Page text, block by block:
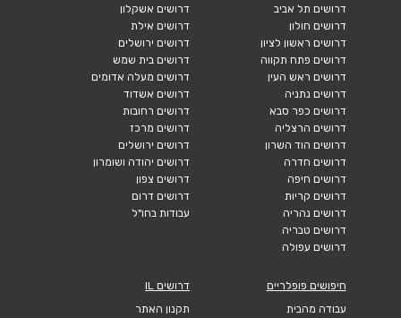
דרושים תל אביב
דרושים חולון
דרושים ראשון לציון
דרושים פתח תקווה
דרושים ראש העין
דרושים נתניה
דרושים כפר סבא
דרושים הרצליה
דרושים הוד השרון
דרושים חדרה
דרושים חיפה
דרושים קריות
דרושים נהריה
דרושים טבריה
דרושים עפולה
דרושים אשקלון
דרושים אילת
דרושים ירושלים
דרושים בית שמש
דרושים מעלה אדומים
דרושים אשדוד
דרושים רחובות
דרושים מרכז
דרושים ירושלים
דרושים יהודה ושומרון
דרושים צפון
דרושים דרום
עבודות בחו"ל
חיפושים פופלריים
עבודה מהבית
דרושים IL
תקנון האתר